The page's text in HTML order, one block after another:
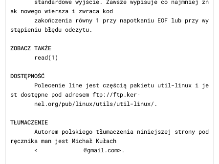
ak nowego wiersza i zwraca kod
stąpieniu błędu odczytu.
ZOBACZ TAKŻE
DOSTĘPNOŚĆ
st dostępne pod adresem ftp://ftp.ker‐
TŁUMACZENIE
ręcznika man jest Michał Kułach
       <
@gmail.com>.